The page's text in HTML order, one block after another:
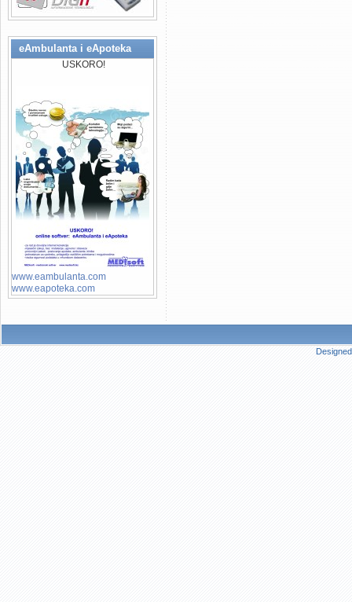
eAmbulanta i eApoteka
USKORO!
www.eambulanta.com
www.eapoteka.com